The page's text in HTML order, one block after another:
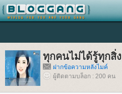
ทุกคนไม่ได้รู้ทุกสิ่ง
ฝากข้อความหลังไมค์
ผู้ติดตามบล็อก : 200 คน